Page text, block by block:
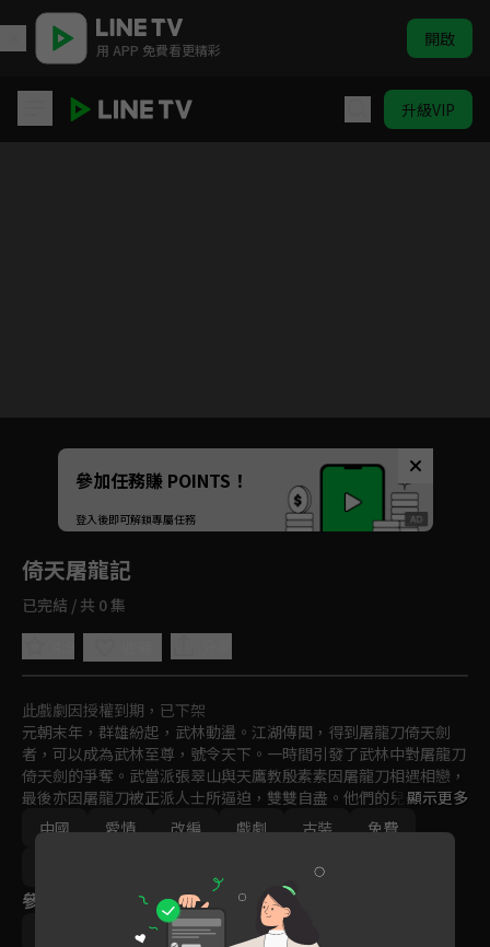
用 APP 免費看更精彩 開啟
升級VIP
Unmute
如有不便請見諒
參加任務賺 POINTS！
登入後即可解鎖專屬任務
倚天屠龍記
已完結 / 共 0 集
此戲劇因授權到期，已下架
元朝末年，群雄紛起，武林動盪。江湖傳聞，得到屠龍刀倚天劍
者，可以成為武林至尊，號令天下。一時間引發了武林中對屠龍刀
倚天劍的爭奪。武當派張翠山與天鷹教殷素素因屠龍刀相遇相戀，
最後亦因屠龍刀被正派人士所逼迫，雙雙自盡。他們的兒子張無忌
長大成人後，機緣巧合下練成了“九陽神功”和“乾坤大挪移”，
成為了明教教主。
張無忌與元朝郡主趙敏、峨嵋派週芷若、表妹殷離和婢女小昭都有
顯示更多
中國
愛情 改編 戲劇 古裝
免費
參與演員
陳鈺琪 祝緒丹 周海媚